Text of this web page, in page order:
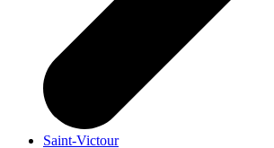
Saint-Victour